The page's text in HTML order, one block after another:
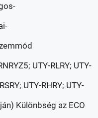
UTY-RLRY; UTY-
UTY-RHRY; UTY-
Különbség az ECO